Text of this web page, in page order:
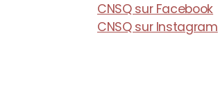
CNSQ sur Facebook
CNSQ sur Instagram